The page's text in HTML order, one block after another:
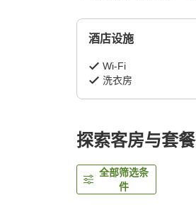
酒店设施
Wi-Fi
洗衣房
探索客房与套餐
全部筛选条
件